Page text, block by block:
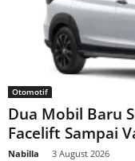
Otomotif
Dua Mobil Baru
Facelift Sampai
Nabilla 3 August 2026